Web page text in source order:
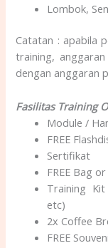
Lombok,
Catatan : apabila
training,
dengan anggaran
Fasilitas Training
Module /
FREE
Sertifikat
FREE Bag
Training
etc)
2x Coffee
FREE